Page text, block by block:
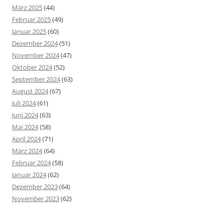
März 2025(44)
Februar 2025(49)
Januar 2025(60)
Dezember 2024(51)
November 2024(47)
Oktober 2024(52)
September 2024(63)
August 2024(67)
Juli 2024(61)
Juni 2024(63)
Mai 2024(58)
April 2024(71)
März 2024(64)
Februar 2024(58)
Januar 2024(62)
Dezember 2023(64)
November 2023(62)